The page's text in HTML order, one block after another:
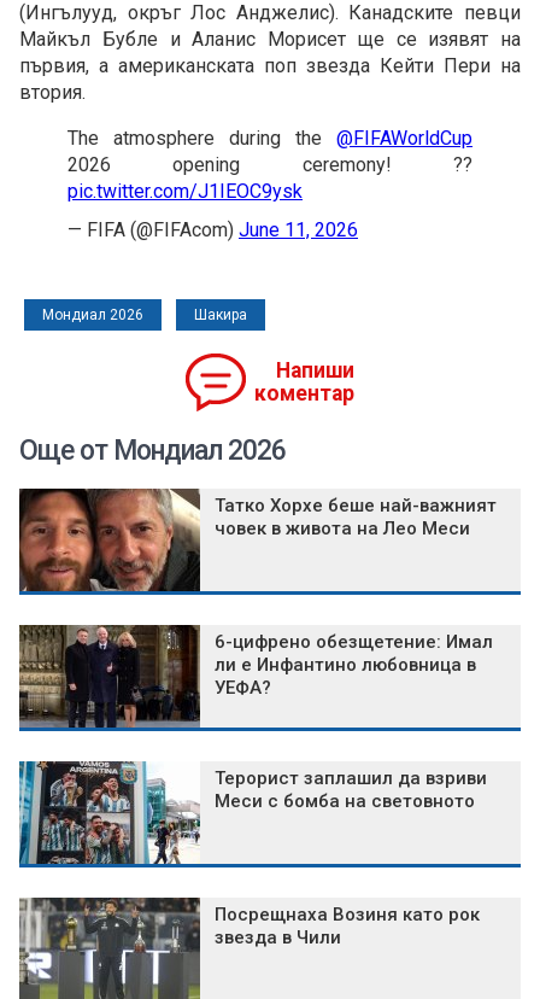
(Ингълууд, окръг Лос Анджелис). Канадските певци
Майкъл Бубле и Аланис Морисет ще се изявят на
първия, а американската поп звезда Кейти Пери на
втория.
The atmosphere during the @FIFAWorldCup
2026 opening ceremony! ??
pic.twitter.com/J1IEOC9ysk
— FIFA (@FIFAcom) June 11, 2026
Мондиал 2026 Шакира
Напиши
коментар
Още от Мондиал 2026
Татко Хорхе беше най-важният
човек в живота на Лео Меси
6-цифрено обезщетение: Имал
ли е Инфантино любовница в
УЕФА?
Терорист заплашил да взриви
Меси с бомба на световното
Посрещнаха Возиня като рок
звезда в Чили